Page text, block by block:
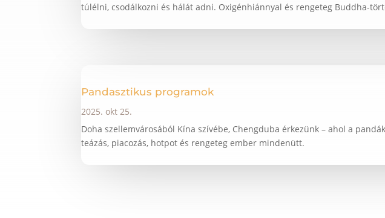
túlélni, csodálkozni és hálát adni. Oxigénhiánnyal és rengeteg Buddha-
Pandasztikus programok
2025. okt 25.
Doha szellemvárosából Kína szívébe, Chengduba érkezünk – ahol a
teázás, piacozás, hotpot és rengeteg ember mindenütt.